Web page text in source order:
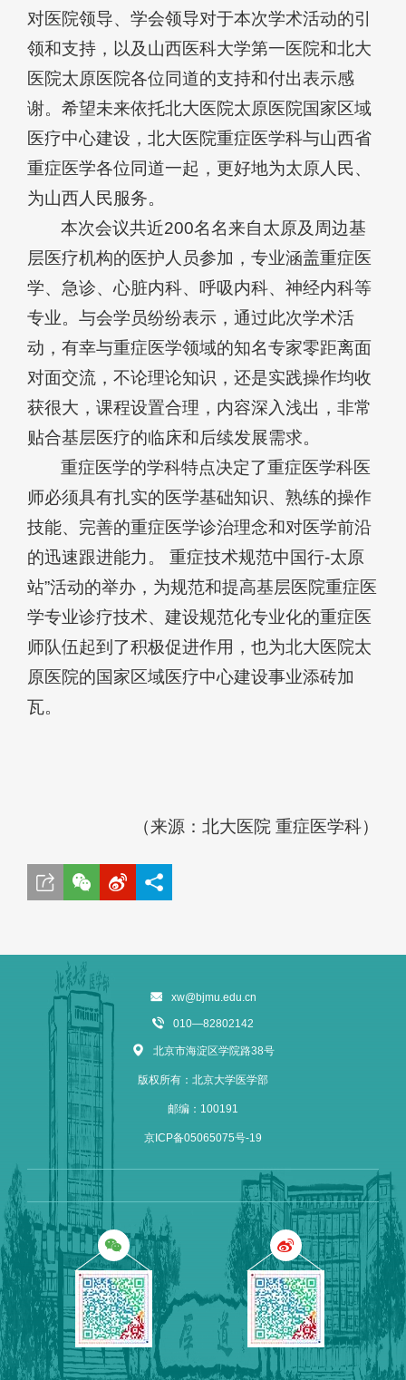
对医院领导、学会领导对于本次学术活动的引
领和支持，以及山西医科大学第一医院和北大
医院太原医院各位同道的支持和付出表示感
谢。希望未来依托北大医院太原医院国家区域
医疗中心建设，北大医院重症医学科与山西省
重症医学各位同道一起，更好地为太原人民、
为山西人民服务。
本次会议共近200名名来自太原及周边基
层医疗机构的医护人员参加，专业涵盖重症医
学、急诊、心脏内科、呼吸内科、神经内科等
专业。与会学员纷纷表示，通过此次学术活
动，有幸与重症医学领域的知名专家零距离面
对面交流，不论理论知识，还是实践操作均收
获很大，课程设置合理，内容深入浅出，非常
贴合基层医疗的临床和后续发展需求。
重症医学的学科特点决定了重症医学科医
师必须具有扎实的医学基础知识、熟练的操作
技能、完善的重症医学诊治理念和对医学前沿
的迅速跟进能力。 重症技术规范中国行-太原
站”活动的举办，为规范和提高基层医院重症医
学专业诊疗技术、建设规范化专业化的重症医
师队伍起到了积极促进作用，也为北大医院太
原医院的国家区域医疗中心建设事业添砖加
瓦。
（来源：北大医院 重症医学科）
xw@bjmu.edu.cn
010—82802142
北京市海淀区学院路38号
版权所有：北京大学医学部
邮编：100191
京ICP备05065075号-19